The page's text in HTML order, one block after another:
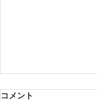
コメント